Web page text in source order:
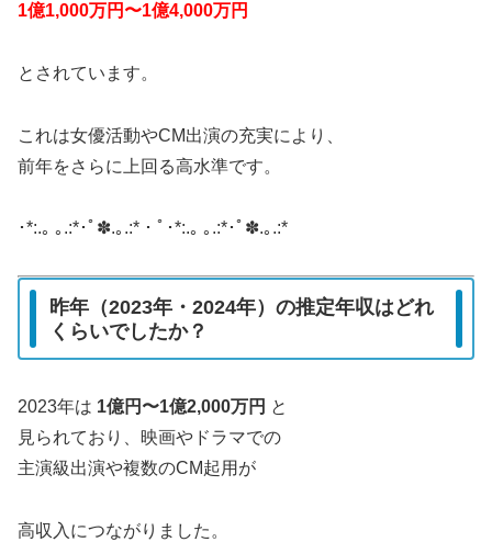
1億1,000万円〜1億4,000万円
とされています。
これは女優活動やCM出演の充実により、
前年をさらに上回る高水準です。
･*:.｡ ｡.:*･ﾟ✽.｡.:*・ﾟ･*:.｡ ｡.:*･ﾟ✽.｡.:*
昨年（2023年・2024年）の推定年収はどれ
くらいでしたか？
2023年は 1億円〜1億2,000万円 と
見られており、映画やドラマでの
主演級出演や複数のCM起用が
高収入につながりました 。